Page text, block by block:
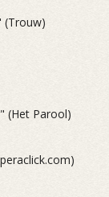
(Trouw)
(Het Parool)